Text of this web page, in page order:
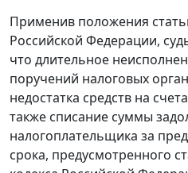
Применив положения
Российской Федерации,
что длительное
поручений налоговых
недостатка средств на
также списание суммы
налогоплательщика за
срока, предусмотренного